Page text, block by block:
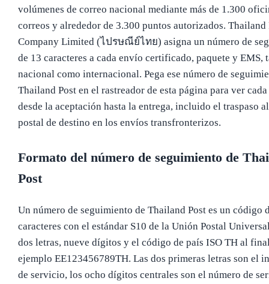
volúmenes de correo nacional mediante más de 1.300
correos y alrededor de 3.300 puntos autorizados. Thailand
Company Limited (ไปรษณีย์ไทย) asigna un número de
de 13 caracteres a cada envío certificado, paquete y EMS,
nacional como internacional. Pega ese número de
Thailand Post en el rastreador de esta página para ver
desde la aceptación hasta la entrega, incluido el traspaso
postal de destino en los envíos transfronterizos.
Formato del número de seguimiento de
Post
Un número de seguimiento de Thailand Post es un código
caracteres con el estándar S10 de la Unión Postal
dos letras, nueve dígitos y el código de país ISO TH al
ejemplo EE123456789TH. Las dos primeras letras son el
de servicio, los ocho dígitos centrales son el número de